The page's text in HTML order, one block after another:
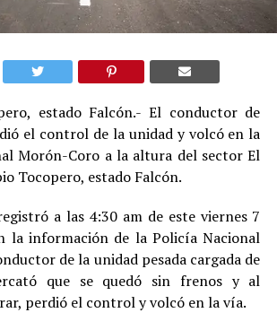
estado Falcón.- El conductor de
el control de la unidad y volcó en la
Morón-Coro a la altura del sector El
Tocopero, estado Falcón.
a las 4:30 am de este viernes 7
la información de la Policía Nacional
de la unidad pesada cargada de
que se quedó sin frenos y al
perdió el control y volcó en la vía.